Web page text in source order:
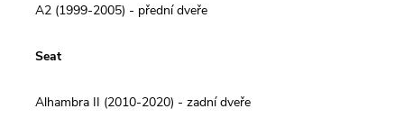
A2 (1999-2005) - přední dveře
Seat
Alhambra II (2010-2020) - zadní dveře